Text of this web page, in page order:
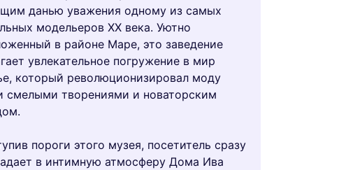
данью уважения одному из самых
модельеров XX века. Уютно
в районе Маре, это заведение
увлекательное погружение в мир
который революционизировал моду
смелыми творениями и новаторским
пороги этого музея, посетитель сразу
в интимную атмосферу Дома Ива